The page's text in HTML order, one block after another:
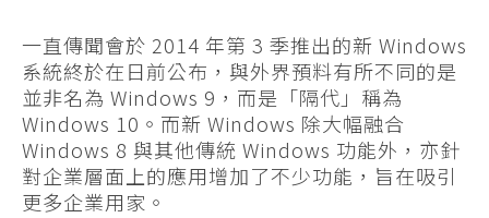
一直傳聞會於 2014 年第 3 季推出的新 Windows
系統終於在日前公布，與外界預料有所不同的是
並非名為 Windows 9，而是「隔代」稱為
Windows 10。而新 Windows 除大幅融合
Windows 8 與其他傳統 Windows 功能外，亦針
對企業層面上的應用增加了不少功能，旨在吸引
更多企業用家。